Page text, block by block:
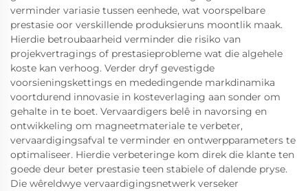
verminder variasie tussen eenhede, wat voorspelbare
prestasie oor verskillende produksieruns moontlik maak.
Hierdie betroubaarheid verminder die risiko van
projekvertragings of prestasieprobleme wat die algehele
koste kan verhoog. Verder dryf gevestigde
voorsieningskettings en mededingende markdinamika
voortdurend innovasie in kosteverlaging aan sonder om
gehalte in te boet. Vervaardigers belê in navorsing en
ontwikkeling om magneetmateriale te verbeter,
vervaardigingsafval te verminder en ontwerpparameters te
optimaliseer. Hierdie verbeteringe kom direk die klante ten
goede deur beter prestasie teen stabiele of dalende pryse.
Die wêreldwye vervaardigingsnetwerk verseker